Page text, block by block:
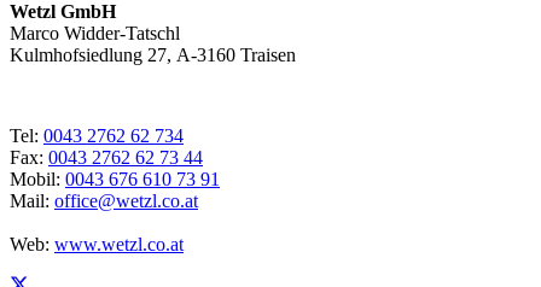
Wetzl GmbH
Marco Widder-Tatschl
Kulmhofsiedlung 27, A-3160 Traisen
Tel: 0043 2762 62 734
Fax: 0043 2762 62 73 44
Mobil: 0043 676 610 73 91
Mail: office@wetzl.co.at
Web: www.wetzl.co.at